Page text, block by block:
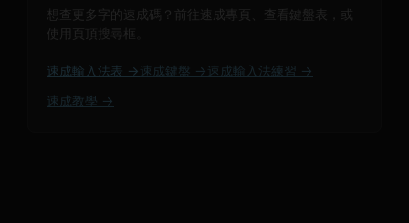
想查更多字的速成碼？前往速成專頁、查看鍵盤表，或
使用頁頂搜尋框。
速成輸入法表 → 速成鍵盤 → 速成輸入法練習 →
速成教學 →